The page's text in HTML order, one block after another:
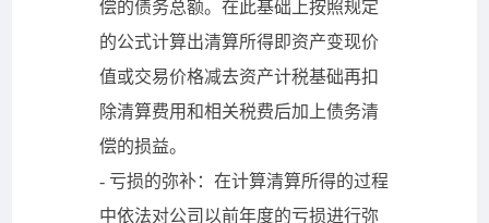
偿的债务总额。在此基础上按照规定
的公式计算出清算所得即资产变现价
值或交易价格减去资产计税基础再扣
除清算费用和相关税费后加上债务清
偿的损益。
- 亏损的弥补：在计算清算所得的过程
中依法对公司以前年度的亏损进行弥